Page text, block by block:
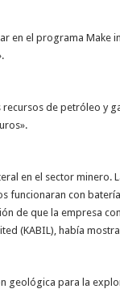
en el programa Make
de petróleo y
en el sector minero.
funcionaran con
de que la empresa
(KABIL), había
geológica para la